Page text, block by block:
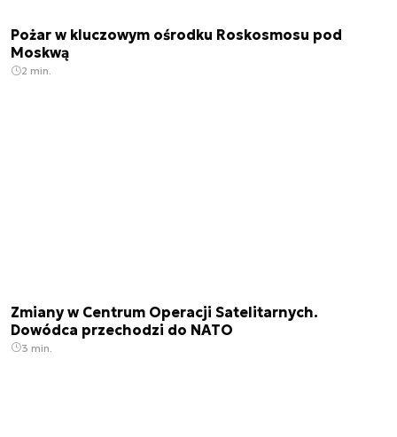
Pożar w kluczowym ośrodku Roskosmosu pod
Moskwą
2 min.
Zmiany w Centrum Operacji Satelitarnych.
Dowódca przechodzi do NATO
3 min.